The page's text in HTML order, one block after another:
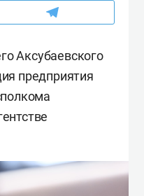
Аксубаевского
предприятия